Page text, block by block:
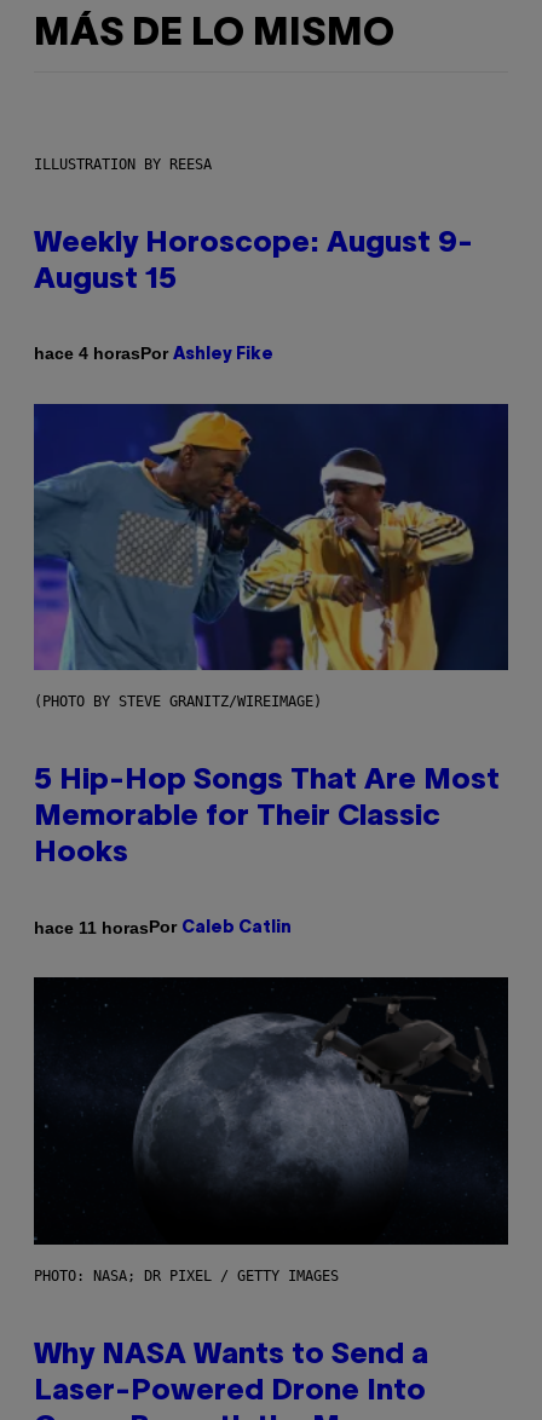
MÁS DE LO MISMO
ILLUSTRATION BY REESA
Weekly Horoscope: August 9-
August 15
hace 4 horasPor Ashley Fike
(PHOTO BY STEVE GRANITZ/WIREIMAGE)
5 Hip-Hop Songs That Are Most
Memorable for Their Classic
Hooks
hace 11 horasPor Caleb Catlin
PHOTO: NASA; DR PIXEL / GETTY IMAGES
Why NASA Wants to Send a
Laser-Powered Drone Into